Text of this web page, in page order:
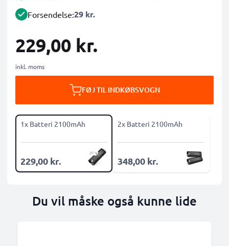
Forsendelse:29 kr.
229,00 kr.
inkl. moms
FØJ TIL INDKØBSVOGN
1x Batteri 2100mAh
229,00 kr.
2x Batteri 2100mAh
348,00 kr.
Du vil måske også kunne lide